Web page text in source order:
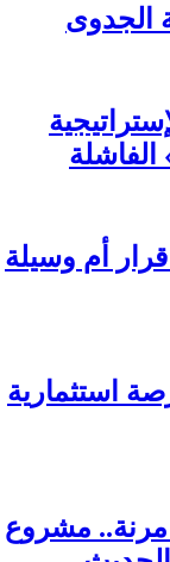
الفاشلة
أم وسيلة
استثمارية
مشروع